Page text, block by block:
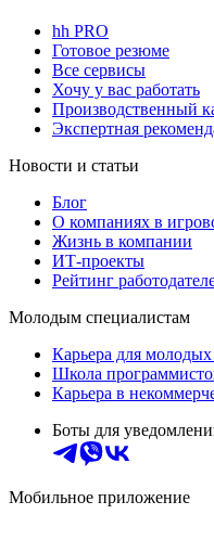
hh PRO
Готовое резюме
Все сервисы
Хочу у вас работать
Производственный
Экспертная
Новости и статьи
Блог
О компаниях в
Жизнь в компании
ИТ-проекты
Рейтинг
Молодым специалистам
Карьера для
Школа
Карьера в
Боты для
Мобильное приложение